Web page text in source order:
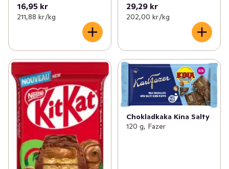
16,95 kr
211,88 kr /kg
29,29 kr
202,00 kr /kg
Chokladkaka Kina Salty
120 g, Fazer